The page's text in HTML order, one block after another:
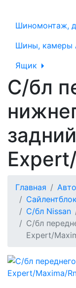
Шиномонтаж,
Шины, камеры
Ящик
С/бл
Главная
С/бл Nissan
С/бл
Expert/